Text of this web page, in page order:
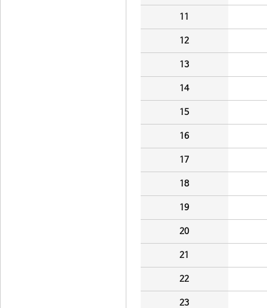
11
12
13
14
15
16
17
18
19
20
21
22
23